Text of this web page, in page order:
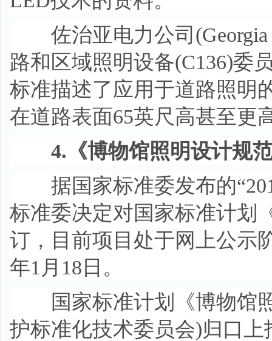
佐治亚电力公司(Georgia
路和区域照明设备(C136)委
标准描述了应用于道路照明
在道路表面65英尺高甚至更
4.《博物馆照明设计规
据国家标准委发布的
标准委决定对国家标准计划
订，目前项目处于网上公示
年1月18日。
国家标准计划《博物馆照
护标准化技术委员会)归口